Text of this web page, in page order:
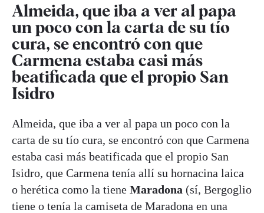
Almeida, que iba a ver al papa
un poco con la carta de su tío
cura, se encontró con que
Carmena estaba casi más
beatificada que el propio San
Isidro
Almeida, que iba a ver al papa un poco con la
carta de su tío cura, se encontró con que Carmena
estaba casi más beatificada que el propio San
Isidro, que Carmena tenía allí su hornacina laica
o herética como la tiene Maradona (sí, Bergoglio
tiene o tenía la camiseta de Maradona en una